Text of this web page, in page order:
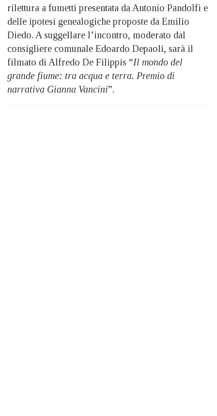
rilettura a fumetti presentata da Antonio Pandolfi e
delle ipotesi genealogiche proposte da Emilio
Diedo. A suggellare l’incontro, moderato dal
consigliere comunale Edoardo Depaoli, sarà il
filmato di Alfredo De Filippis “Il mondo del
grande fiume: tra acqua e terra. Premio di
narrativa Gianna Vancini”.